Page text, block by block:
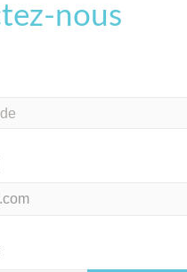
nous